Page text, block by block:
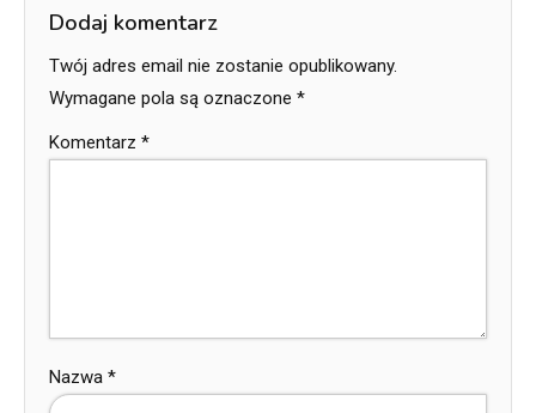
Dodaj komentarz
Twój adres email nie zostanie opublikowany.
Wymagane pola są oznaczone *
Komentarz *
Nazwa *